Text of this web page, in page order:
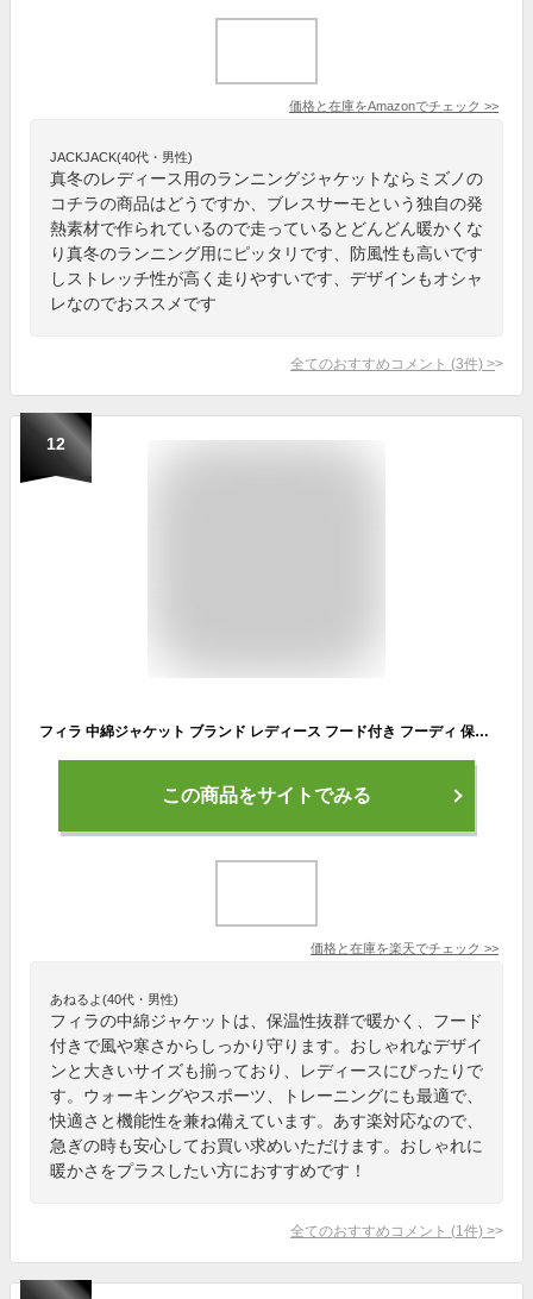
価格と在庫をAmazonでチェック >>
JACKJACK(40代・男性)
真冬のレディース用のランニングジャケットならミズノの
コチラの商品はどうですか、ブレスサーモという独自の発
熱素材で作られているので走っているとどんどん暖かくな
り真冬のランニング用にピッタリです、防風性も高いです
しストレッチ性が高く走りやすいです、デザインもオシャ
レなのでおススメです
全てのおすすめコメント (3件) >
12
フィラ 中綿ジャケット ブランド レディース フード付き フーディ 保温 黒 中綿入り FILA FW25FP074 かわいい 大きいサイズ 有 トップス ウォーキング ウェア スポーツウェア トレーニングウェア スポーツ おしゃれ あす楽
この商品をサイトでみる
価格と在庫を楽天でチェック >>
あねるよ(40代・男性)
フィラの中綿ジャケットは、保温性抜群で暖かく、フード
付きで風や寒さからしっかり守ります。おしゃれなデザイ
ンと大きいサイズも揃っており、レディースにぴったりで
す。ウォーキングやスポーツ、トレーニングにも最適で、
快適さと機能性を兼ね備えています。あす楽対応なので、
急ぎの時も安心してお買い求めいただけます。おしゃれに
暖かさをプラスしたい方におすすめです！
全てのおすすめコメント (1 件) >